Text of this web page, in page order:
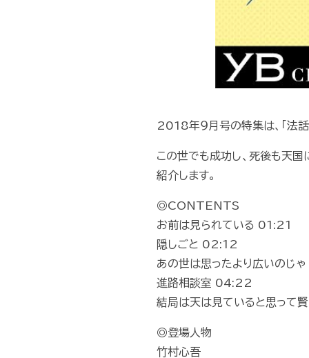
2018年９月号の特集は、「法
この世でも成功し、死後も天
紹介します。
◎CONTENTS
お前は見られている 01:21
隠しごと 02:12
あの世は思ったより広いのじ
進路相談室 04:22
結局は天は見ていると思って
◎登場人物
竹村心吾